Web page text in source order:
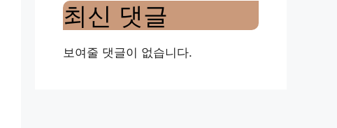
최신 댓글
보여줄 댓글이 없습니다.